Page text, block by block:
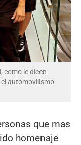
como le dicen
automovilismo
que mas
homenaje